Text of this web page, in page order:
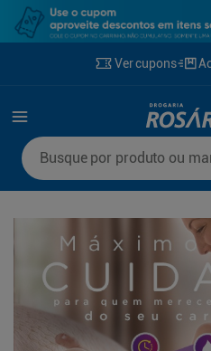
Ver cupons
Busque por produto ou
Termos mais buscados
la roche posay
4º
fralda
lenço umedecido
8º
10 º